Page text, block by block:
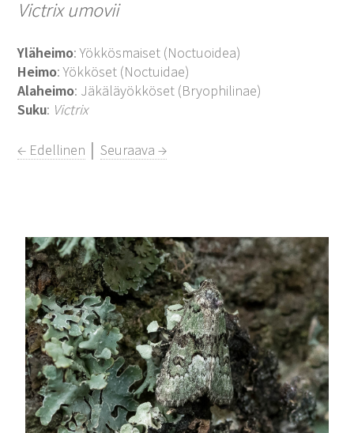
Victrix umovii
Yläheimo: Yökkösmaiset (Noctuoidea)
Heimo: Yökköset (Noctuidae)
Alaheimo: Jäkäläyökköset (Bryophilinae)
Suku: Victrix
← Edellinen │Seuraava →